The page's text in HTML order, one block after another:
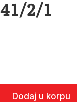
2/1
Dodaj u korpu